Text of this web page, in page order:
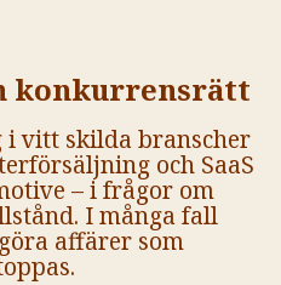
konkurrensrätt
vitt skilda branscher
och SaaS
– i frågor om
I många fall
affärer som